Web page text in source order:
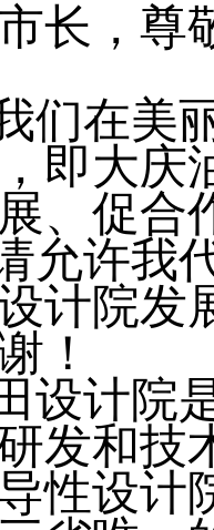
长，尊
们在美
即大庆
、促合
允许我
计院发
！
设计院
发和技
性设计